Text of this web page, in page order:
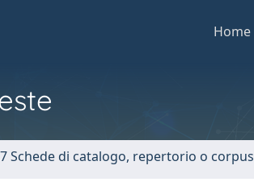
Home
Schede di catalogo, repertorio o corpus